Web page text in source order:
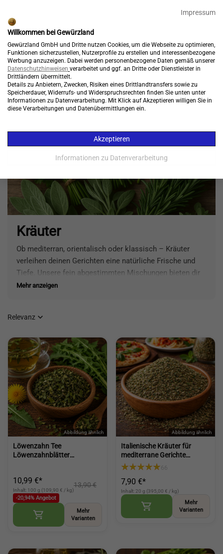
99904

Menü
Kräuter
Ob mediterran, orientalisch oder klassisch – Kräuter
verleihen deinen Gerichten eine natürliche Frische und
Tiefe. Unsere fein abgestimmten Mischungen bieten dir
die perfekte Balance aus Geschmack und Aroma für
Mehr anzeigen
Relevanz 
Löwenzahn Tee
Löwenzahnblätter
Küche (Dandelion Leaf Tea)
10,99 €*
Inhalt: 100 g (109,90 € / kg)
13,90 €
-20,94% Angebot
Mehr
Varianten
Italienische Kräuter für
mediterrane Gerichte
aromatische Kräuterwürze
7,90 €*
Inhalt: 20 g (395,00 € / kg)
Mehr
Varianten
Impressum
Willkommen bei Gewürzland
Gewürzland GmbH und Dritte nutzen Cookies, um die Webseite zu optimieren,
Funktionen sicherzustellen, Nutzerprofile zu erstellen und interessenbezogene
Werbung anzuzeigen. Dabei werden personenbezogene Daten gemäß unserer
Datenschutzhinweisen verarbeitet und ggf. an Dritte oder Dienstleister in
Drittländern übermittelt.
Details zu Anbietern, Zwecken, Risiken eines Drittlandtransfers sowie zu
Speicherdauer, Widerrufs- und Widerspruchsrechten finden Sie unten unter
Informationen zu Datenverarbeitung. Mit Klick auf Akzeptieren willigen Sie in
diese Verarbeitungen und Datenübermittlungen ein.
Akzeptieren
Informationen zu Datenverarbeitung